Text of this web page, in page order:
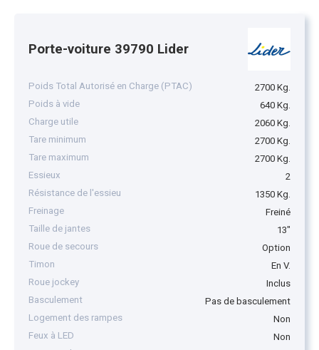
Porte-voiture 39790 Lider
Poids Total Autorisé en Charge (PTAC)
2700 Kg.
Poids à vide
640 Kg.
Charge utile
2060 Kg.
Tare minimum
2700 Kg.
Tare maximum
2700 Kg.
Essieux
2
Résistance de l'essieu
1350 Kg.
Freinage
Freiné
Taille de jantes
13"
Roue de secours
Option
Timon
En V.
Roue jockey
Inclus
Basculement
Pas de basculement
Logement des rampes
Non
Feux à LED
Non